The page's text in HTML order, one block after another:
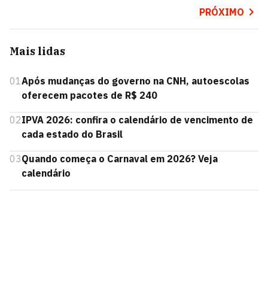
PRÓXIMO
Mais lidas
01Após mudanças do governo na CNH, autoescolas
oferecem pacotes de R$ 240
02IPVA 2026: confira o calendário de vencimento de
cada estado do Brasil
03Quando começa o Carnaval em 2026? Veja
calendário